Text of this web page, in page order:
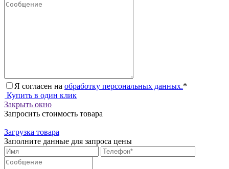
Я согласен на обработку персональных данных.*
Купить в один клик
Закрыть окно
Запросить стоимость товара
Загрузка товара
Заполните данные для запроса цены